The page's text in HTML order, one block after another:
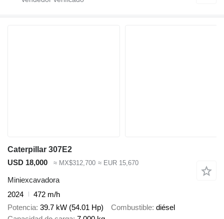
Caterpillar 307E2
USD 18,000
≈ MX$312,700 ≈ EUR 15,670
Miniexcavadora
2024
472 m/h
Potencia 39.7 kW (54.01 Hp) Combustible diésel